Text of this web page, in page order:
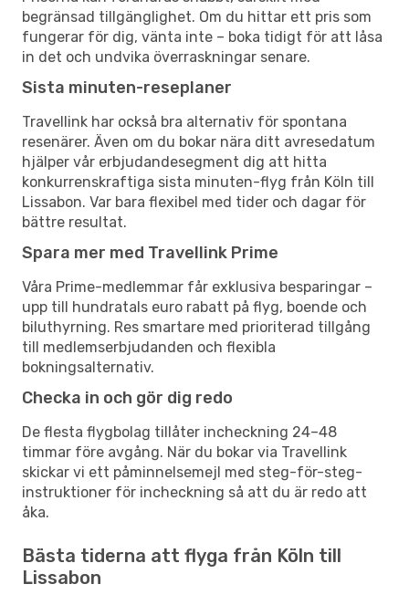
begränsad tillgänglighet. Om du hittar ett pris som
fungerar för dig, vänta inte – boka tidigt för att låsa
in det och undvika överraskningar senare.
Sista minuten-reseplaner
Travellink har också bra alternativ för spontana
resenärer. Även om du bokar nära ditt avresedatum
hjälper vår erbjudandesegment dig att hitta
konkurrenskraftiga sista minuten-flyg från Köln till
Lissabon. Var bara flexibel med tider och dagar för
bättre resultat.
Spara mer med Travellink Prime
Våra Prime-medlemmar får exklusiva besparingar –
upp till hundratals euro rabatt på flyg, boende och
biluthyrning. Res smartare med prioriterad tillgång
till medlemserbjudanden och flexibla
bokningsalternativ.
Checka in och gör dig redo
De flesta flygbolag tillåter incheckning 24–48
timmar före avgång. När du bokar via Travellink
skickar vi ett påminnelsemejl med steg-för-steg-
instruktioner för incheckning så att du är redo att
åka.
Bästa tiderna att flyga från Köln till
Lissabon